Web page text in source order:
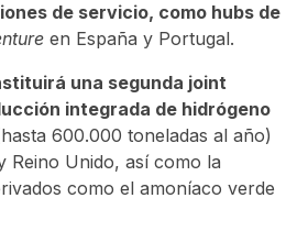
de servicio, como hubs de
en España y Portugal.
una segunda joint
integrada de hidrógeno
600.000 toneladas al año)
Reino Unido, así como la
como el amoníaco verde